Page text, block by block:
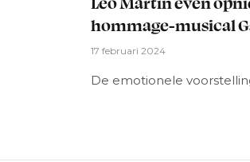
hommage-musical
17 februari 2024
De emotionele